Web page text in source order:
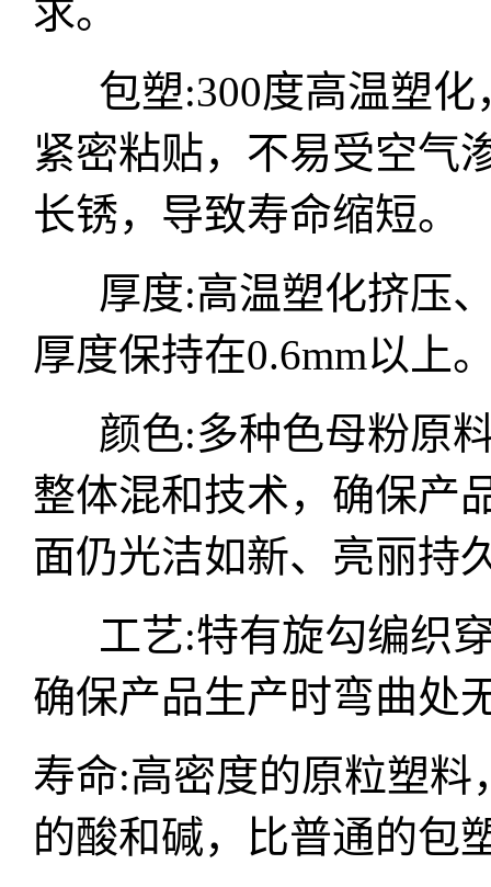
求。
包塑:300度高温塑化
紧密粘贴，不易受空气
长锈，导致寿命缩短。
厚度:高温塑化挤压、
厚度保持在0.6mm以上
颜色:多种色母粉原料
整体混和技术，确保产
面仍光洁如新、亮丽持
工艺:特有旋勾编织穿
确保产品生产时弯曲
寿命:高密度的原粒塑料
的酸和碱，比普通的包